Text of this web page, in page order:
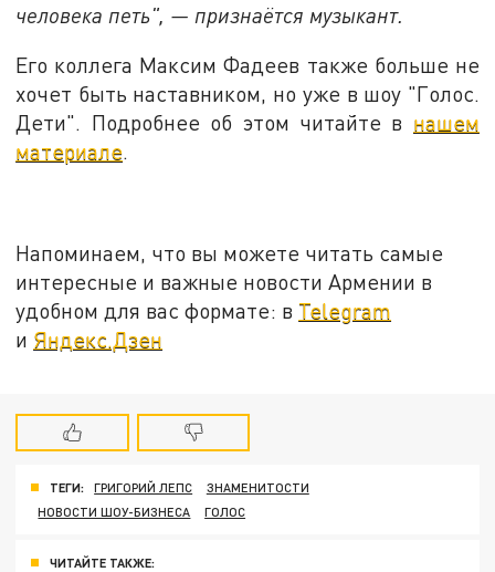
человека петь", — признаётся музыкант.
Его коллега Максим Фадеев также больше не
хочет быть наставником, но уже в шоу "Голос.
Дети". Подробнее об этом читайте в нашем
материале.
Напоминаем, что вы можете читать самые
интересные и важные новости Армении в
удобном для вас формате: в Telegram
и Яндекс.Дзен
ТЕГИ: ГРИГОРИЙ ЛЕПС
ЗНАМЕНИТОСТИ
НОВОСТИ ШОУ-БИЗНЕСА
ГОЛОС
ЧИТАЙТЕ ТАКЖЕ: